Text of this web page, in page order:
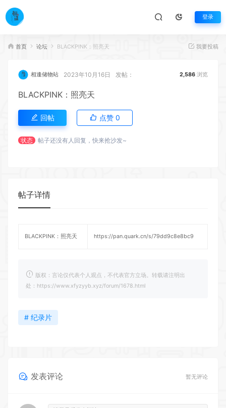
登录
首页 论坛 BLACKPINK：照亮天 我要投稿
相逢储物站 2023年10月16日 发帖： 2,586 浏览
BLACKPINK：照亮天
回帖 点赞 0
状态 帖子还没有人回复，快来抢沙发~
帖子详情
BLACKPINK：照亮天 https://pan.quark.cn/s/79dd9c8e8bc9
版权：言论仅代表个人观点，不代表官方立场。转载请注明出
处：https://www.xfyzyyb.xyz/forum/1678.html
# 纪录片
发表评论 暂无评论